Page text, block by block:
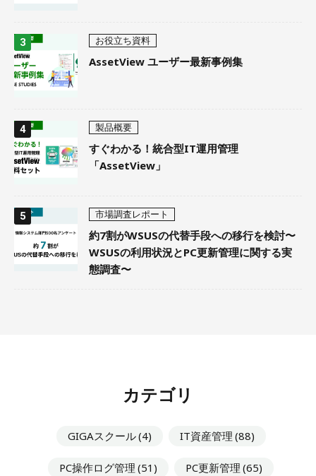
お役立ち資料
AssetView ユーザー最新事例集
製品概要
すぐわかる！統合型IT運用管理
「AssetView」
市場調査レポート
約7割がWSUSの代替手段への移行を検討〜
WSUSの利用状況とPC更新管理に関する実
態調査〜
カテゴリ
GIGAスクール(4) IT資産管理 (88)
PC操作ログ管理 (51) PC更新管理 (65)